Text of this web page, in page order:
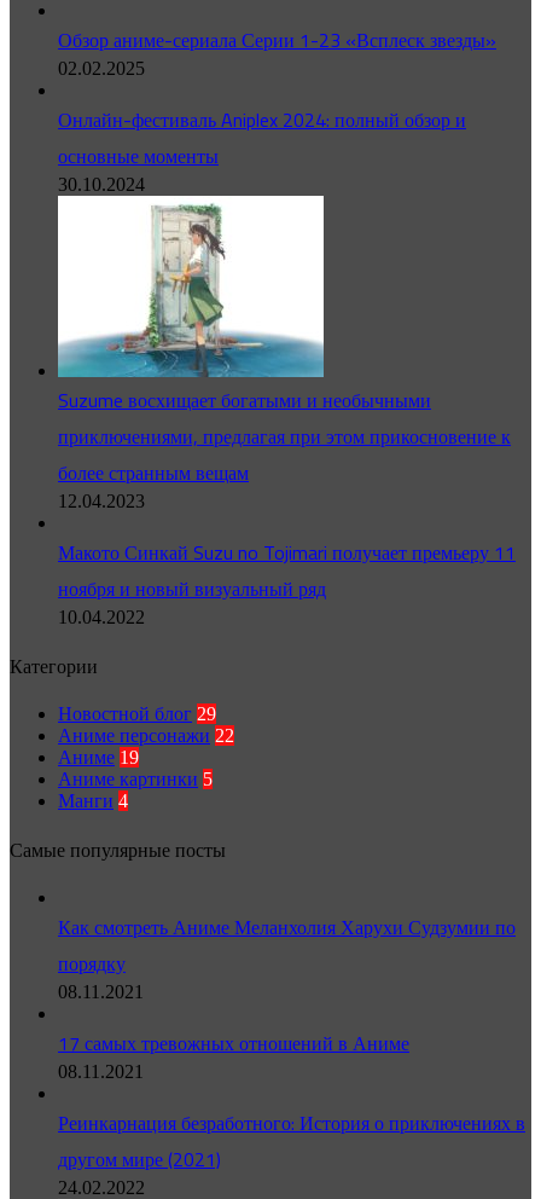
Обзор аниме-сериала Серии 1-23 «Всплеск звезды»
02.02.2025
Онлайн-фестиваль Aniplex 2024: полный обзор и
основные моменты
30.10.2024
Suzume восхищает богатыми и необычными
приключениями, предлагая при этом прикосновение к
более странным вещам
12.04.2023
Макото Синкай Suzu no Tojimari получает премьеру 11
ноября и новый визуальный ряд
10.04.2022
Категории
Новостной блог 29
Аниме персонажи 22
Аниме 19
Аниме картинки 5
Манги 4
Самые популярные посты
Как смотреть Аниме Меланхолия Харухи Судзумии по
порядку
08.11.2021
17 самых тревожных отношений в Аниме
08.11.2021
Реинкарнация безработного: История о приключениях в
другом мире (2021)
24.02.2022